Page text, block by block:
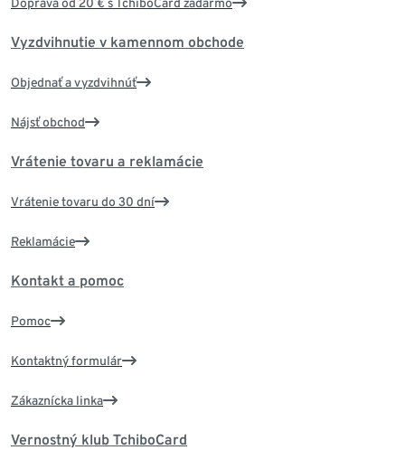
Vyzdvihnutie v kamennom obchode
Objednať a vyzdvihnúť
Nájsť obchod
Vrátenie tovaru a reklamácie
Vrátenie tovaru do 30 dní
Reklamácie
Kontakt a pomoc
Pomoc
Kontaktný formulár
Zákaznícka linka
Vernostný klub TchiboCard